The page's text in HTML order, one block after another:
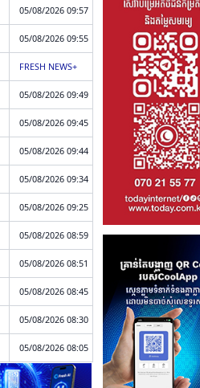
05/08/2026 09:57
05/08/2026 09:55
FRESH NEWS+
05/08/2026 09:49
05/08/2026 09:45
05/08/2026 09:44
05/08/2026 09:34
05/08/2026 09:25
05/08/2026 08:59
05/08/2026 08:51
05/08/2026 08:45
05/08/2026 08:30
05/08/2026 08:05